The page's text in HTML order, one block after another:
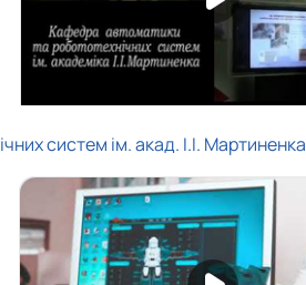
систем ім. акад. І.І. Мартиненка